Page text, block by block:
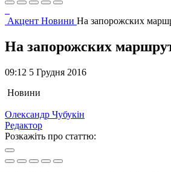
Акцент Новини На запорожских
На запорожских
09:12 5 Грудня 2016
Новини
Олександр Чубукін
Редактор
Розкажіть про статтю: